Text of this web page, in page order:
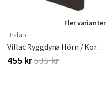
Fler varianter
Brafab
Villac Ryggdyna Hörn / Kort Brun
455 kr535 kr